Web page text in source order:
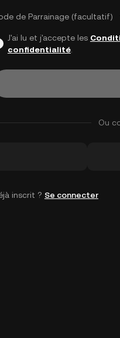
de Parrainage (facultatif)
J'ai lu et j'accepte les
confidentialité.
Ou
inscrit ? Se connecter